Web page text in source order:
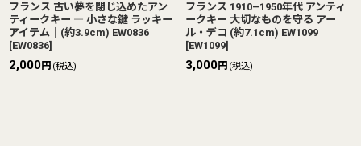
フランス 古い夢を閉じ込めたアン
ティークキー ― 小さな鍵 ラッキー
アイテム｜(約3.9cm) EW0836
[EW0836]
2,000円 (税込)
フランス 1910–1950年代 アンティ
ークキー 大切なものを守る アー
ル・デコ (約7.1cm) EW1099
[EW1099]
3,000円 (税込)